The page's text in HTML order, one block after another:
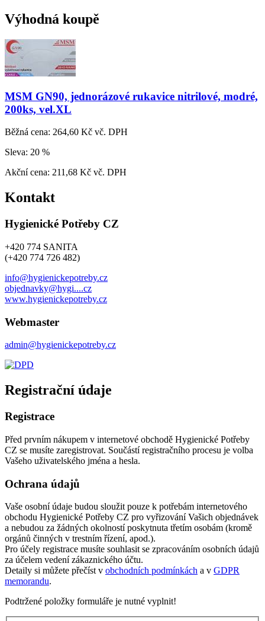
Výhodná koupě
MSM GN90, jednorázové rukavice nitrilové, modré,
200ks, vel.XL
Běžná cena: 264,60 Kč vč. DPH
Sleva: 20 %
Akční cena: 211,68 Kč vč. DPH
Kontakt
Hygienické Potřeby CZ
+420 774 SANITA
(+420 774 726 482)
info@hygienickepotreby.cz
objednavky@hygi....cz
www.hygienickepotreby.cz
Webmaster
admin@hygienickepotreby.cz
Registrační údaje
Registrace
Před prvním nákupem v internetové obchodě Hygienické Potřeby
CZ se musíte zaregistrovat. Součástí registračního procesu je volba
Vašeho uživatelského jména a hesla.
Ochrana údajů
Vaše osobní údaje budou sloužit pouze k potřebám internetového
obchodu Hygienické Potřeby CZ pro vyřizování Vašich objednávek
a nebudou za žádných okolností poskytnuta třetím osobám (kromě
orgánů činných v trestním řízení, apod.).
Pro účely registrace musíte souhlasit se zpracováním osobních údajů
za účelem vedení zákaznického účtu.
Detaily si můžete přečíst v obchodních podmínkách a v GDPR
memorandu.
Podtržené položky formuláře je nutné vyplnit!